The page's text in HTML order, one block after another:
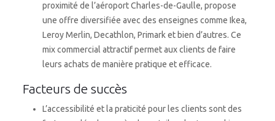
proximité de l’aéroport Charles-de-Gaulle, propose
une offre diversifiée avec des enseignes comme Ikea,
Leroy Merlin, Decathlon, Primark et bien d’autres. Ce
mix commercial attractif permet aux clients de faire
leurs achats de manière pratique et efficace.
Facteurs de succès
L’accessibilité et la praticité pour les clients sont des